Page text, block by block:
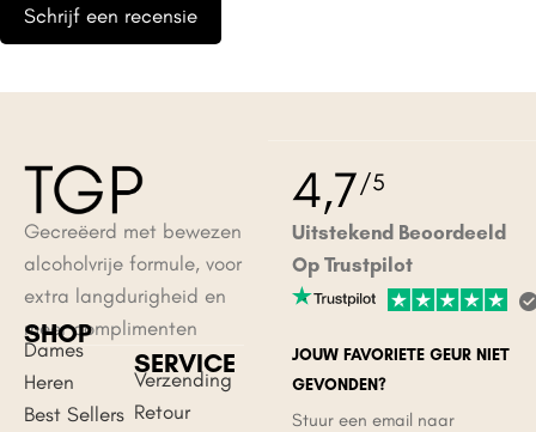
Schrijf een recensie
Je e-mailadres wordt niet gepubliceerd. Vereiste velden zijn
gemarkeerd met
Reactie *
Gecreëerd met bewezen
alcoholvrije formule, voor
extra langdurigheid en
meer complimenten
SHOP
Dames
Heren
Best Sellers
SERVICE
Verzending
Retour
4,7/5
Uitstekend Beoordeeld
Op Trustpilot
JOUW FAVORIETE GEUR NIET
GEVONDEN?
Stuur een email naar